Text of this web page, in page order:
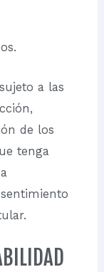
a las
de los
tenga